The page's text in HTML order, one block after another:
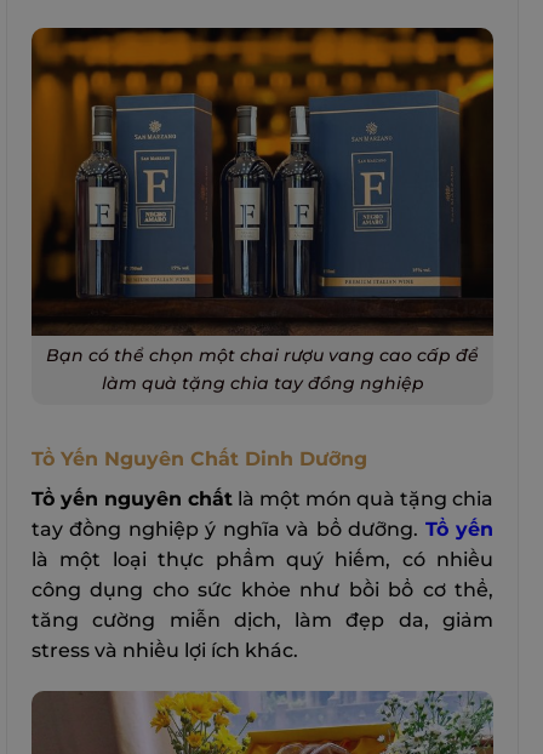
Bạn có thể chọn một chai rượu vang cao cấp để
làm quà tặng chia tay đồng nghiệp
Tổ Yến Nguyên Chất Dinh Dưỡng
Tổ yến nguyên chất là một món quà tặng chia
tay đồng nghiệp ý nghĩa và bổ dưỡng. Tổ yến
là một loại thực phẩm quý hiếm, có nhiều
công dụng cho sức khỏe như bồi bổ cơ thể,
tăng cường miễn dịch, làm đẹp da, giảm
stress và nhiều lợi ích khác.